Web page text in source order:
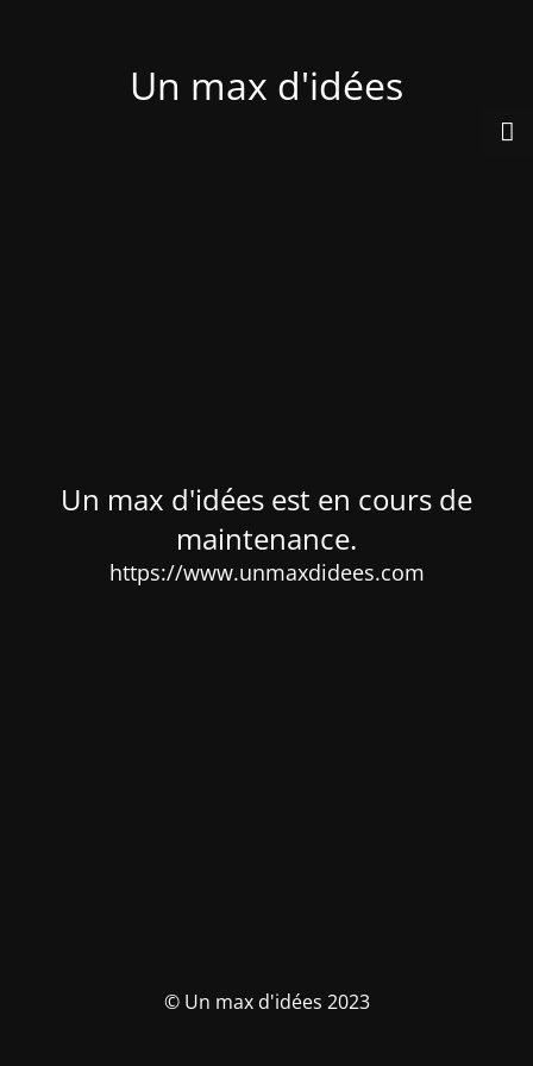
Un max d'idées
Un max d'idées est en cours de
maintenance.
https://www.unmaxdidees.com
© Un max d'idées 2023